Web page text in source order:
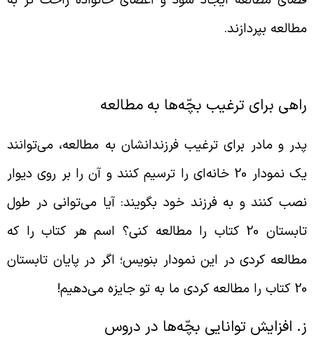
بپردازند.
برای ترغیب بچّه‌ها به مطالعه
و مادر برای ترغیب فرزندانشان به مطالعه، می‌توانند
یک نمودار 20 خانه‌ای را ترسیم کنند و آن را بر روی دیوار
کنند و به فرزند خود بگویند: آیا می‌توانی در طول
تابستان 20 کتاب را مطالعه کنی؟ اسم هر کتاب را که
کردی در این نمودار بنویس؛ اگر در پایان تابستان
ما به تو جایزه می‌دهیم!
افزایش توانایی بچّه‌ها در دروس